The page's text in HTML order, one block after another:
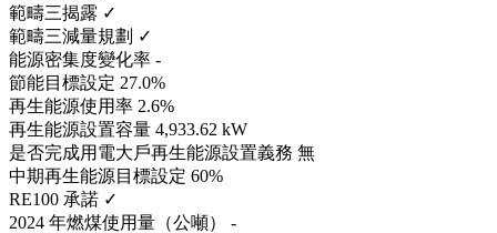
範疇三揭露 ✓
範疇三減量規劃 ✓
能源密集度變化率 -
節能目標設定 27.0%
再生能源使用率 2.6%
再生能源設置容量 4,933.62 kW
是否完成用電大戶再生能源設置義務 無
中期再生能源目標設定 60%
RE100 承諾 ✓
2024 年燃煤使用量（公噸） -